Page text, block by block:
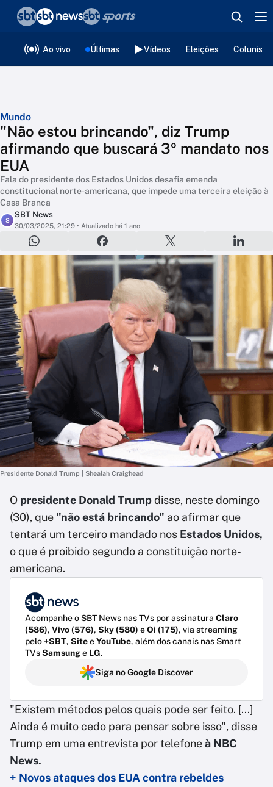
Ao vivo Últimas Vídeos Eleições
Mundo
"Não estou brincando", diz Trump
afirmando que buscará 3º mandato nos
EUA
Fala do presidente dos Estados Unidos desafia emenda
constitucional norte-americana, que impede uma terceira eleição à
Casa Branca
S
SBT News
30/03/2025, 21:29 • Atualizado há 1 ano
Presidente Donald Trump | Shealah Craighead
O presidente Donald Trumpdisse, neste domingo
(30), que "não está brincando" ao afirmar que
tentará um terceiro mandado nos Estados Unidos,
o que é proibido segundo a constituição norte-
americana.
Acompanhe o SBT News nas TVs por assinatura Claro
(586), Vivo (576), Sky (580) eOi (175), via streaming
pelo+SBT, SiteeYouTube, além dos canais nas Smart
TVsSamsunge LG.
Siga no Google Discover
"Existem métodos pelos quais pode ser feito. [...]
Ainda é muito cedo para pensar sobre isso", disse
Trump em uma entrevista por telefoneà NBC
News.
+ Novos ataques dos EUA contra rebeldes
❮voltar
Editorias